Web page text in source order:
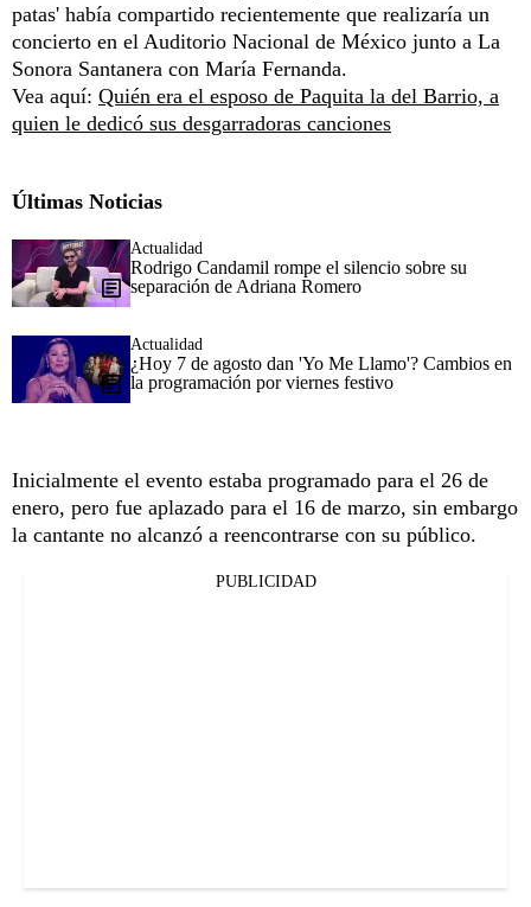
patas' había compartido recientemente que realizaría un
concierto en el Auditorio Nacional de México junto a La
Sonora Santanera con María Fernanda.
Vea aquí: Quién era el esposo de Paquita la del Barrio, a
quien le dedicó sus desgarradoras canciones
Últimas Noticias
Actualidad
Rodrigo Candamil rompe el silencio sobre su
separación de Adriana Romero
Actualidad
¿Hoy 7 de agosto dan 'Yo Me Llamo'? Cambios en
la programación por viernes festivo
Inicialmente el evento estaba programado para el 26 de
enero, pero fue aplazado para el 16 de marzo, sin embargo
la cantante no alcanzó a reencontrarse con su público.
PUBLICIDAD